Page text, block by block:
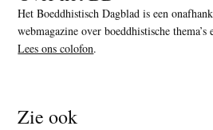
Het Boeddhistisch Dagblad is een
webmagazine over boeddhistische thema’s
Lees ons colofon.
Zie ook